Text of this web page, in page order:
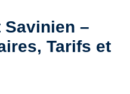
–
Tarifs et